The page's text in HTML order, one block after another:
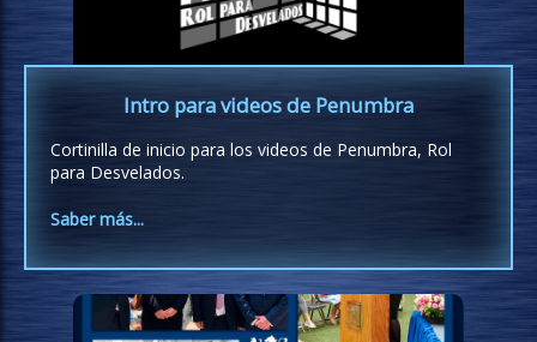
Intro para videos de Penumbra
Cortinilla de inicio para los videos de Penumbra, Rol
para Desvelados.
Saber más...